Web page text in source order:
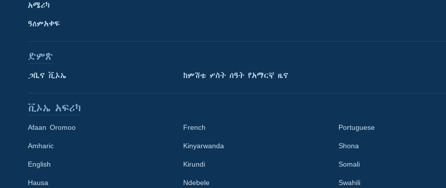
Learning English
አሜሪካ
ዓለምአቀፍ
ድምጽ
ጋቢና ቪኦኤ ከምሽቱ ሦስት ሰዓት የአማርኛ ዜና
ቪኦኤ አፍሪካ
Afaan Oromoo
Amharic
English
Hausa
French
Kinyarwanda
Kirundi
Ndebele
Portuguese
Shona
Somali
Swahili